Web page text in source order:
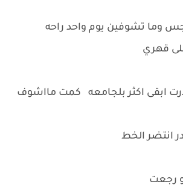
وما تشوفين يوم واحد راحه
قهري
ابقى اكثر بلجامعه كمت مااشوف
انتضر الخط
رجعت